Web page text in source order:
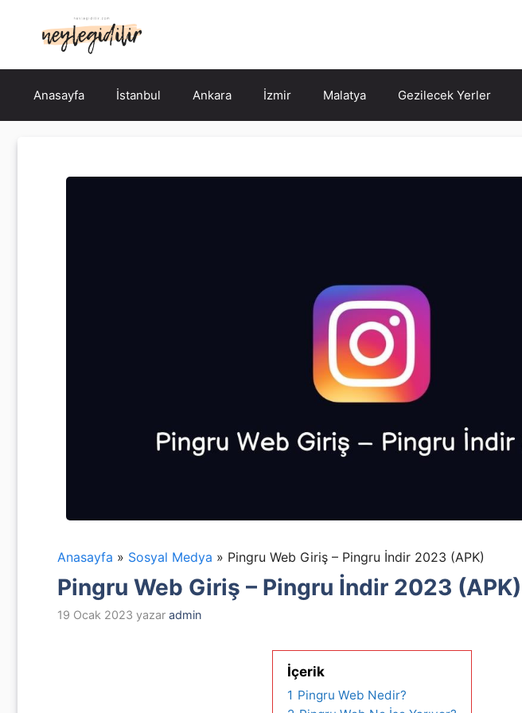
Anasayfa İstanbul Ankara İzmir Malatya Gezilecek Yerler
Anasayfa » Sosyal Medya » Pingru Web Giriş – Pingru İndir 2023 (APK)
Pingru Web Giriş – Pingru İndir 2023 (APK)
19 Ocak 2023 yazar admin
İçerik
1 Pingru Web Nedir?